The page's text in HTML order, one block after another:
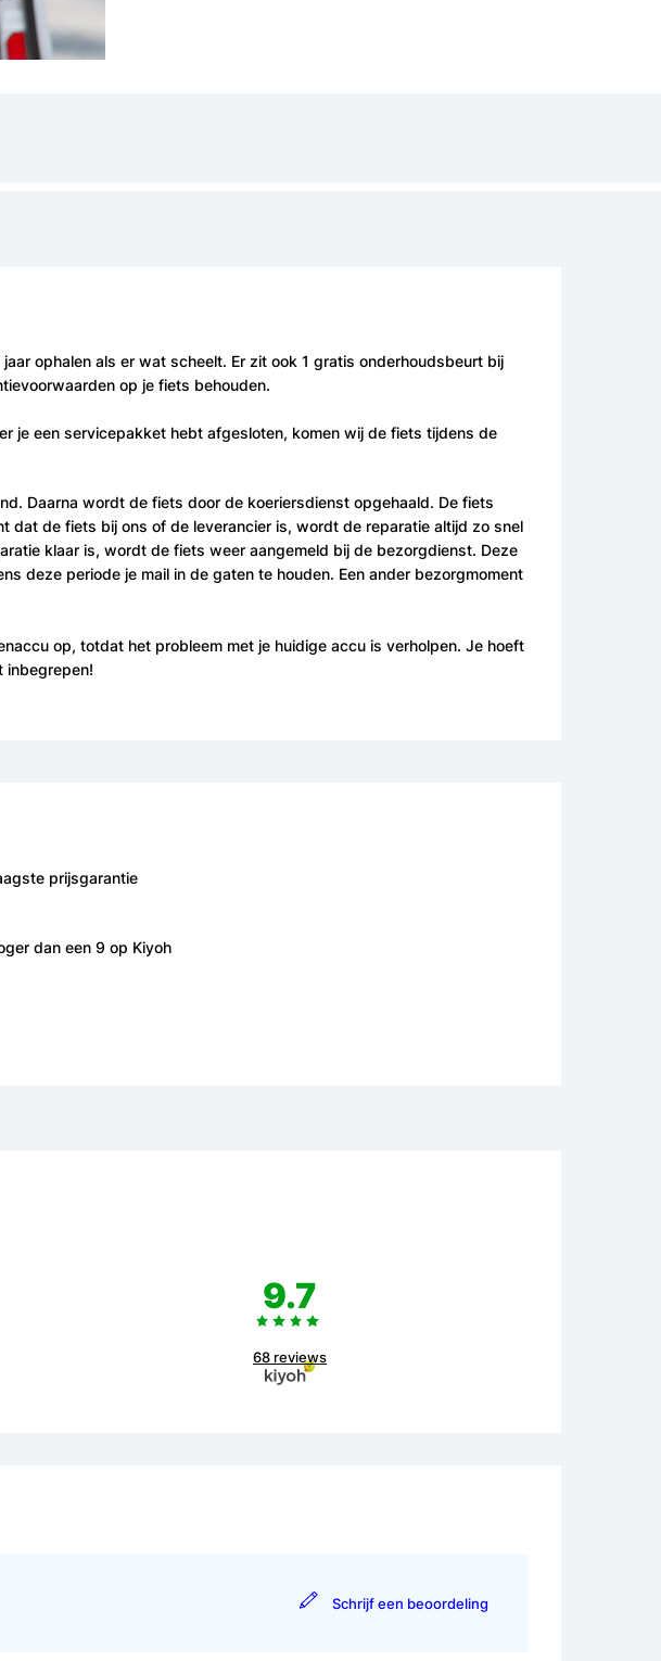
prijsgarantie
dan een 9 op Kiyoh
ophalen als er wat scheelt. Er zit ook 1 gratis onderhoudsbeurt bij
op je fiets behouden.
je een servicepakket hebt afgesloten, komen wij de fiets tijdens de
Daarna wordt de fiets door de koeriersdienst opgehaald. De fiets
dat de fiets bij ons of de leverancier is, wordt de reparatie altijd zo snel
klaar is, wordt de fiets weer aangemeld bij de bezorgdienst. Deze
deze periode je mail in de gaten te houden. Een ander bezorgmoment
op, totdat het probleem met je huidige accu is verholpen. Je hoeft
inbegrepen!
9.7
68 reviews
Schrijf een beoordeling